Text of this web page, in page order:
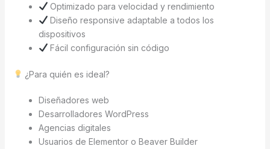
Optimizado para velocidad y rendimiento
Diseño responsive adaptable a todos los
dispositivos
Fácil configuración sin código
¿Para quién es ideal?
Diseñadores web
Desarrolladores WordPress
Agencias digitales
Usuarios de Elementor o Beaver Builder